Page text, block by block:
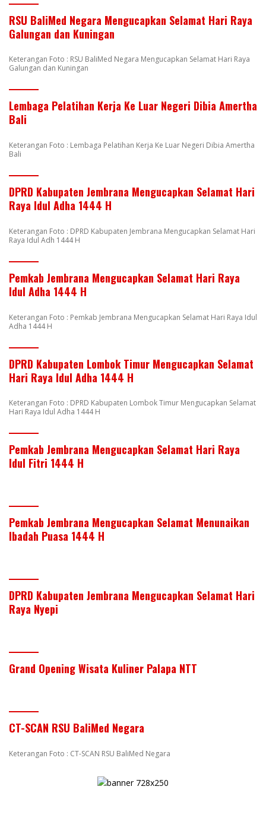
RSU BaliMed Negara Mengucapkan Selamat Hari Raya
Galungan dan Kuningan
Keterangan Foto : RSU BaliMed Negara Mengucapkan Selamat Hari Raya
Galungan dan Kuningan
Lembaga Pelatihan Kerja Ke Luar Negeri Dibia Amertha
Bali
Keterangan Foto : Lembaga Pelatihan Kerja Ke Luar Negeri Dibia Amertha
Bali
DPRD Kabupaten Jembrana Mengucapkan Selamat Hari
Raya Idul Adha 1444 H
Keterangan Foto : DPRD Kabupaten Jembrana Mengucapkan Selamat Hari
Raya Idul Adh 1444 H
Pemkab Jembrana Mengucapkan Selamat Hari Raya
Idul Adha 1444 H
Keterangan Foto : Pemkab Jembrana Mengucapkan Selamat Hari Raya Idul
Adha 1444 H
DPRD Kabupaten Lombok Timur Mengucapkan Selamat
Hari Raya Idul Adha 1444 H
Keterangan Foto : DPRD Kabupaten Lombok Timur Mengucapkan Selamat
Hari Raya Idul Adha 1444 H
Pemkab Jembrana Mengucapkan Selamat Hari Raya
Idul Fitri 1444 H
Pemkab Jembrana Mengucapkan Selamat Menunaikan
Ibadah Puasa 1444 H
DPRD Kabupaten Jembrana Mengucapkan Selamat Hari
Raya Nyepi
Grand Opening Wisata Kuliner Palapa NTT
CT-SCAN RSU BaliMed Negara
Keterangan Foto : CT-SCAN RSU BaliMed Negara